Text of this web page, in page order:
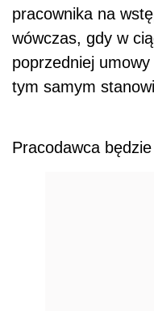
pracownika na
wówczas, gdy w
poprzedniej
tym samym
Pracodawca